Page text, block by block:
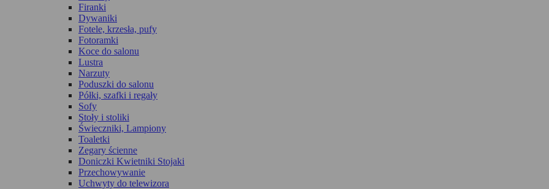
Firanki
Dywaniki
Fotele, krzesła, pufy
Fotoramki
Koce do salonu
Lustra
Narzuty
Poduszki do salonu
Półki, szafki i regały
Sofy
Stoły i stoliki
Świeczniki, Lampiony
Toaletki
Zegary ścienne
Doniczki Kwietniki Stojaki
Przechowywanie
Uchwyty do telewizora